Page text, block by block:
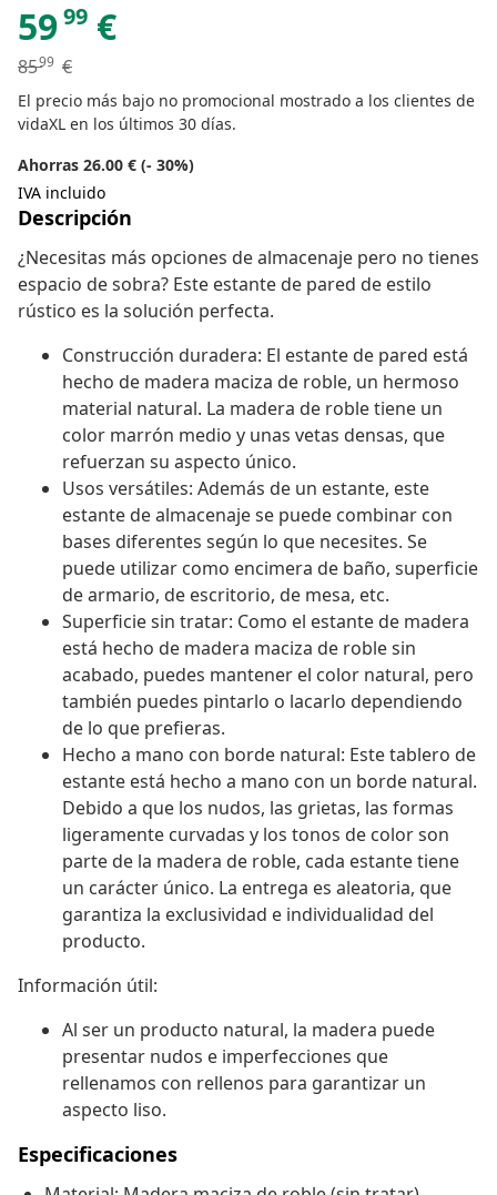
5999 €
8599 €
El precio más bajo no promocional mostrado a los clientes de
vidaXL en los últimos 30 días.
Ahorras 26.00 € (- 30%)
IVA incluido
Descripción
¿Necesitas más opciones de almacenaje pero no tienes
espacio de sobra? Este estante de pared de estilo
rústico es la solución perfecta.
Construcción duradera: El estante de pared está
hecho de madera maciza de roble, un hermoso
material natural. La madera de roble tiene un
color marrón medio y unas vetas densas, que
refuerzan su aspecto único.
Usos versátiles: Además de un estante, este
estante de almacenaje se puede combinar con
bases diferentes según lo que necesites. Se
puede utilizar como encimera de baño, superficie
de armario, de escritorio, de mesa, etc.
Superficie sin tratar: Como el estante de madera
está hecho de madera maciza de roble sin
acabado, puedes mantener el color natural, pero
también puedes pintarlo o lacarlo dependiendo
de lo que prefieras.
Hecho a mano con borde natural: Este tablero de
estante está hecho a mano con un borde natural.
Debido a que los nudos, las grietas, las formas
ligeramente curvadas y los tonos de color son
parte de la madera de roble, cada estante tiene
un carácter único. La entrega es aleatoria, que
garantiza la exclusividad e individualidad del
producto.
Información útil:
Al ser un producto natural, la madera puede
presentar nudos e imperfecciones que
rellenamos con rellenos para garantizar un
aspecto liso.
Especificaciones